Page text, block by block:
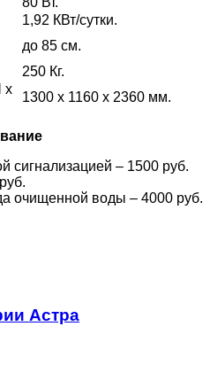
1,92 КВт/сутки.
до 85 см.
250 Кг.
х
1300 x 1160 x 2360 мм.
сигнализацией – 1500 руб.
очищенной воды – 4000 руб.
Астра